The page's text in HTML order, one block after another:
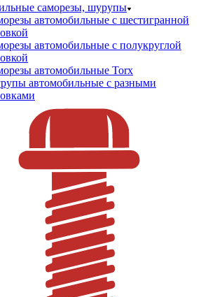
саморезы, шурупы
автомобильные с шестигранной
автомобильные с полукруглой
автомобильные Torx
автомобильные с разными